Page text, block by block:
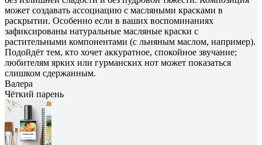
может создавать ассоциацию с масляными красками в
раскрытии. Особенно если в ваших воспоминаниях
зафиксированы натуральные масляные краски с
растительными компонентами (с льняным маслом, например).
Подойдёт тем, кто хочет аккуратное, спокойное звучание;
любителям ярких или гурманских нот может показаться
слишком сдержанным.
Валера
Чёткий парень